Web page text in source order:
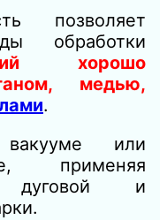
позволяет
обработки
хорошо
медью,
.
или
применяя
дуговой и